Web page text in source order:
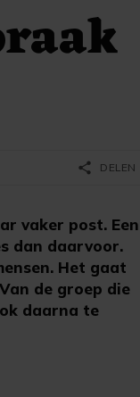
vaker post. Een
dan daarvoor.
Het gaat
de groep die
daarna te
share DELEN